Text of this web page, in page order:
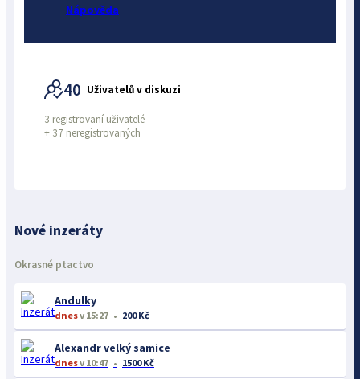
Nápověda
40 Uživatelů v diskuzi
3 registrovaní uživatelé
+ 37 neregistrovaných
Nové inzeráty
Okrasné ptactvo
Andulky
dnesv 15:27 200 Kč
Alexandr velký samice
dnesv 10:47 1500 Kč